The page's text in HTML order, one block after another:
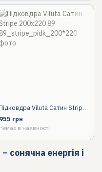
Підковдра Viluta Сатин Stripe 200х220 89
955 грн
Немає в наявності
сонячна енергія і